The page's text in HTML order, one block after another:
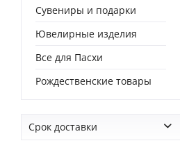
Сувениры и подарки
Ювелирные изделия
Все для Пасхи
Рождественские товары
Срок доставки